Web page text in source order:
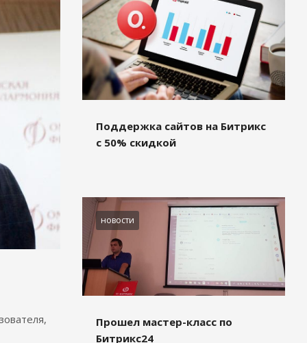
Поддержка сайтов на Битрикс
с 50% скидкой
новости
Прошел мастер-класс по
Битрикс24